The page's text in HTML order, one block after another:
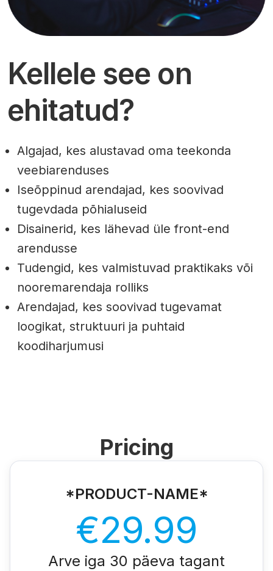
Kellele see on
ehitatud?
Algajad, kes alustavad oma teekonda
veebiarenduses
Iseõppinud arendajad, kes soovivad
tugevdada põhialuseid
Disainerid, kes lähevad üle front-end
arendusse
Tudengid, kes valmistuvad praktikaks või
nooremarendaja rolliks
Arendajad, kes soovivad tugevamat
loogikat, struktuuri ja puhtaid
koodiharjumusi
Pricing
*PRODUCT-NAME*
€29.99
Arve iga 30 päeva tagant